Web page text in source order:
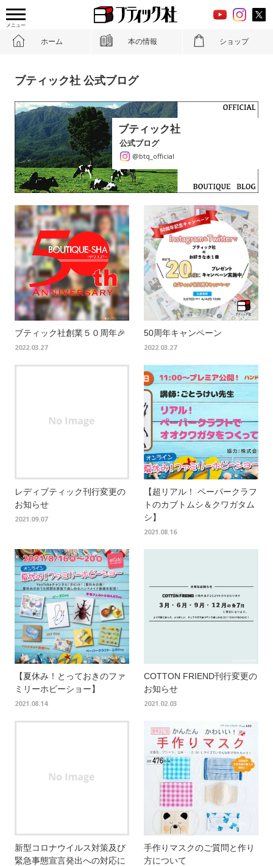
メニュー
ホーム 本の情報 ショップ
ブティック社 公式ブログ
ブティック社
公式ブログ
@btq_official
ブティック社創業５０周年🎉
2022.03.27
50周年キャンペーン
2022.03.27
レディブティック刊行変更の
お知らせ
2021.09.07
【超リアル！ ペーパークラフ
トのカブトムシ＆クワガタム
シ】
2021.08.16
【夏休み！とっておきのファ
ミリーホビーショー】
2021.08.14
COTTON FRIEND刊行変更の
お知らせ
2021.02.03
新型コロナウイルス対策及び
緊急事態宣言発出への対応に
手作りマスクのご質問と作り
方について